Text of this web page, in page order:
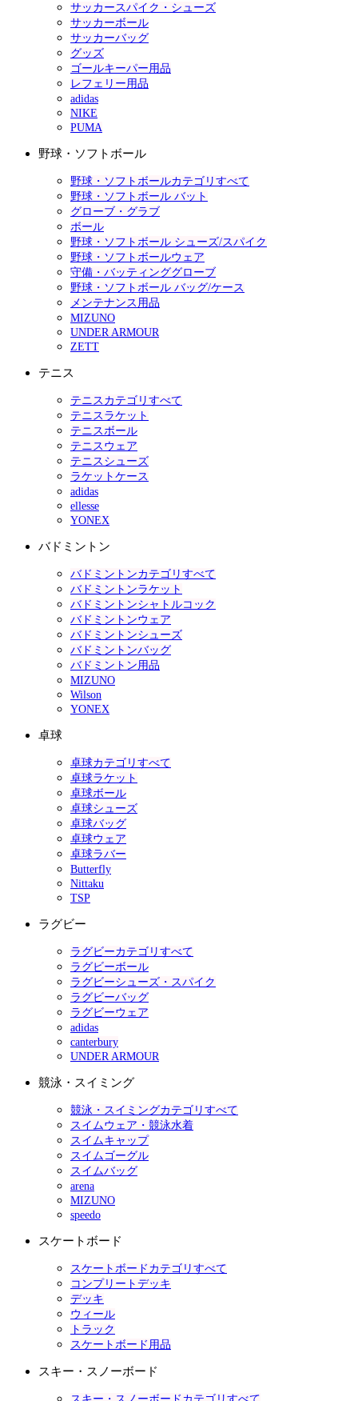
サッカースパイク・シューズ
サッカーボール
サッカーバッグ
グッズ
ゴールキーパー用品
レフェリー用品
adidas
NIKE
PUMA
野球・ソフトボール
野球・ソフトボールカテゴリすべて
野球・ソフトボール バット
グローブ・グラブ
ボール
野球・ソフトボール シューズ/スパイク
野球・ソフトボールウェア
守備・バッティンググローブ
野球・ソフトボール バッグ/ケース
メンテナンス用品
MIZUNO
UNDER ARMOUR
ZETT
テニス
テニスカテゴリすべて
テニスラケット
テニスボール
テニスウェア
テニスシューズ
ラケットケース
adidas
ellesse
YONEX
バドミントン
バドミントンカテゴリすべて
バドミントンラケット
バドミントンシャトルコック
バドミントンウェア
バドミントンシューズ
バドミントンバッグ
バドミントン用品
MIZUNO
Wilson
YONEX
卓球
卓球カテゴリすべて
卓球ラケット
卓球ボール
卓球シューズ
卓球バッグ
卓球ウェア
卓球ラバー
Butterfly
Nittaku
TSP
ラグビー
ラグビーカテゴリすべて
ラグビーボール
ラグビーシューズ・スパイク
ラグビーバッグ
ラグビーウェア
adidas
canterbury
UNDER ARMOUR
競泳・スイミング
競泳・スイミングカテゴリすべて
スイムウェア・競泳水着
スイムキャップ
スイムゴーグル
スイムバッグ
arena
MIZUNO
speedo
スケートボード
スケートボードカテゴリすべて
コンプリートデッキ
デッキ
ウィール
トラック
スケートボード用品
スキー・スノーボード